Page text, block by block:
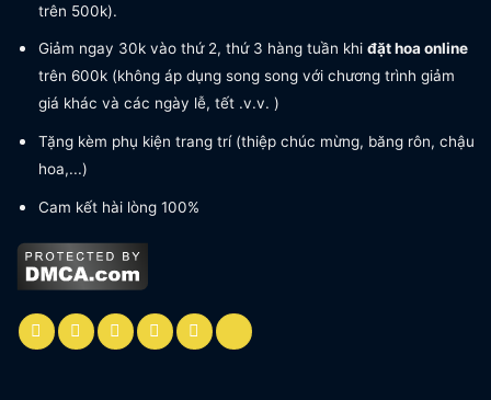
trên 500k).
Giảm ngay 30k vào thứ 2, thứ 3 hàng tuần khi đặt hoa online
trên 600k (không áp dụng song song với chương trình giảm
giá khác và các ngày lễ, tết .v.v. )
Tặng kèm phụ kiện trang trí (thiệp chúc mừng, băng rôn, chậu
hoa,...)
Cam kết hài lòng 100%